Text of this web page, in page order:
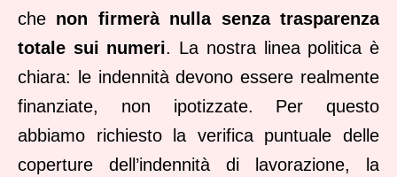
che non firmerà nulla senza trasparenza
totale sui numeri. La nostra linea politica è
chiara: le indennità devono essere realmente
finanziate, non ipotizzate. Per questo
abbiamo richiesto la verifica puntuale delle
coperture dell’indennità di lavorazione, la